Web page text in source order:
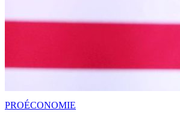
PROÉCONOMIE